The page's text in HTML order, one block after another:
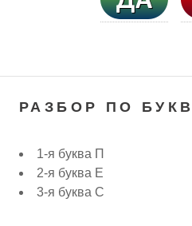
РАЗБОР ПО
1-я буква П
2-я буква Е
3-я буква С